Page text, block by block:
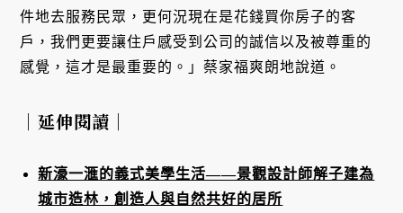
件地去服務民眾，更何況現在是花錢買你房子的客
戶，我們更要讓住戶感受到公司的誠信以及被尊重的
感覺，這才是最重要的。」蔡家福爽朗地說道。
｜延伸閱讀｜
新濠一滙的義式美學生活——景觀設計師解子建為
城市造林，創造人與自然共好的居所